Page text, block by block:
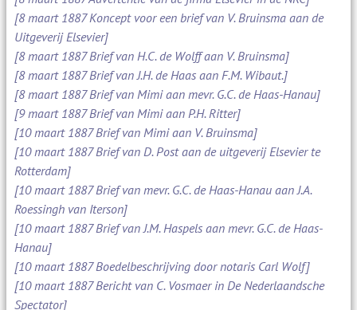
[8 maart 1887 Koncept voor een brief van V. Bruinsma aan de
Uitgeverij Elsevier]
[8 maart 1887 Brief van H.C. de Wolff aan V. Bruinsma]
[8 maart 1887 Brief van J.H. de Haas aan F.M. Wibaut.]
[8 maart 1887 Brief van Mimi aan mevr. G.C. de Haas-Hanau]
[9 maart 1887 Brief van Mimi aan P.H. Ritter]
[10 maart 1887 Brief van Mimi aan V. Bruinsma]
[10 maart 1887 Brief van D. Post aan de uitgeverij Elsevier te
Rotterdam]
[10 maart 1887 Brief van mevr. G.C. de Haas-Hanau aan J.A.
Roessingh van Iterson]
[10 maart 1887 Brief van J.M. Haspels aan mevr. G.C. de Haas-
Hanau]
[10 maart 1887 Boedelbeschrijving door notaris Carl Wolf]
[10 maart 1887 Bericht van C. Vosmaer in De Nederlaandsche
Spectator]